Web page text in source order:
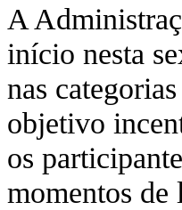
A
início nesta
nas
objetivo
os
momentos